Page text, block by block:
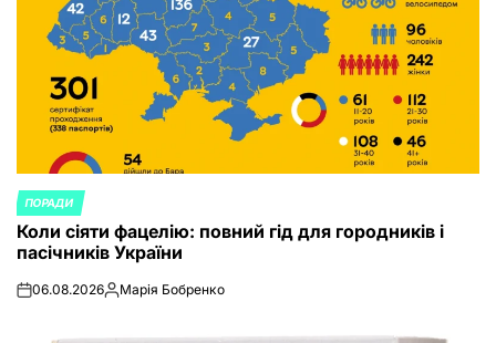
POSTED
IN
ПОРАДИ
Коли сіяти фацелію: повний гід для городників і
пасічників України
on06.08.2026Posted
Марія Бобренко